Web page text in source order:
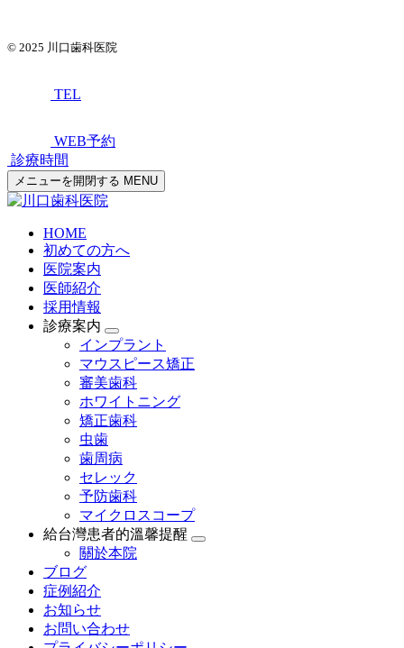
© 2025 川口歯科医院
TEL
WEB予約
診療時間
メニューを開閉する MENU
HOME
初めての方へ
医院案内
医師紹介
採用情報
診療案内
インプラント
マウスピース矯正
審美歯科
ホワイトニング
矯正歯科
虫歯
歯周病
セレック
予防歯科
マイクロスコープ
給台灣患者的溫馨提醒
關於本院
ブログ
症例紹介
お知らせ
お問い合わせ